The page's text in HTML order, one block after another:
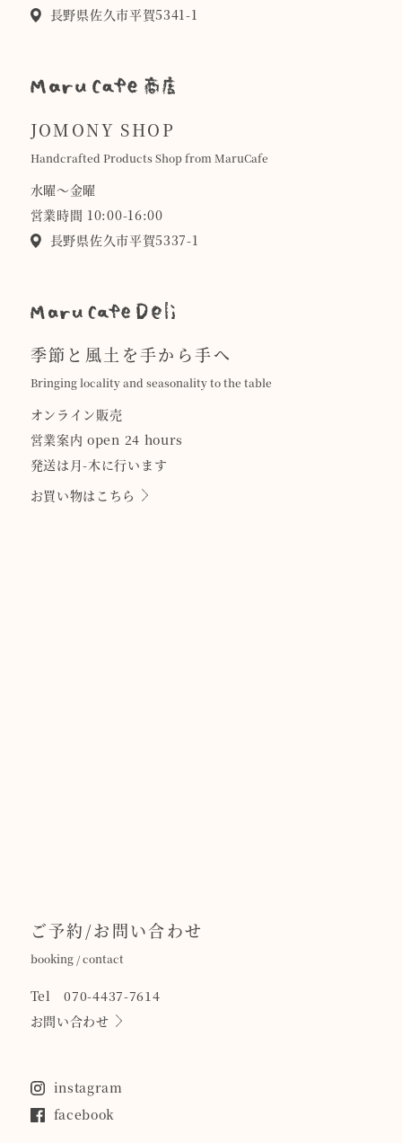
長野県佐久市平賀5341-1
JOMONY SHOP
Handcrafted Products Shop from MaruCafe
水曜〜金曜
営業時間 10:00-16:00
長野県佐久市平賀5337-1
季節と風土を手から手へ
Bringing locality and seasonality to the table
オンライン販売
営業案内 open 24 hours
発送は月-木に行います
お買い物はこちら
ご予約/お問い合わせ
booking / contact
Tel 070-4437-7614
お問い合わせ
instagram
facebook